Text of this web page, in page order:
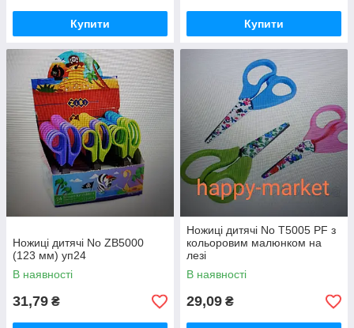
Купити Купити
Ножиці дитячі No ZB5000
(123 мм) уп24
В наявності
31,79 ₴
Ножиці дитячі No Т5005 PF з
кольоровим малюнком на
лезі
В наявності
29,09 ₴